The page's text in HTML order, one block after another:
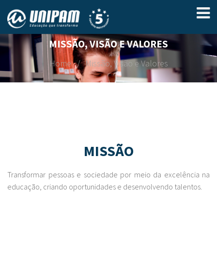
MISSÃO, VISÃO E VALORES
Home Missão, Visão e Valores
MISSÃO
Transformar pessoas e sociedade por meio da excelência na
educação, criando oportunidades e desenvolvendo talentos.